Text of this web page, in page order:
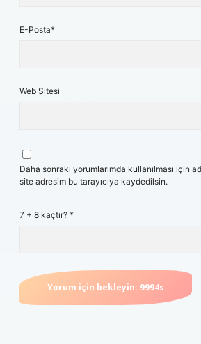
E-Posta*
Web Sitesi
Daha sonraki yorumlarımda kullanılması için
site adresim bu tarayıcıya kaydedilsin.
7 + 8 kaçtır? *